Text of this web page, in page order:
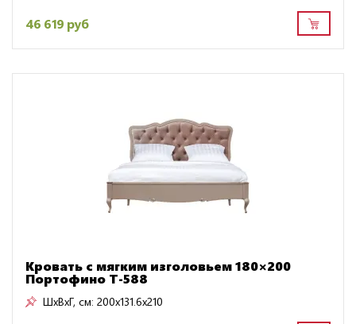
46 619 руб
Кровать с мягким изголовьем 180×200
Портофино Т-588
ШxВxГ, см: 200x131.6x210